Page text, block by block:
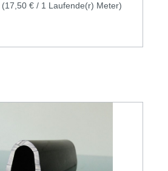
(17,50 € / 1 Laufende(r) Meter)